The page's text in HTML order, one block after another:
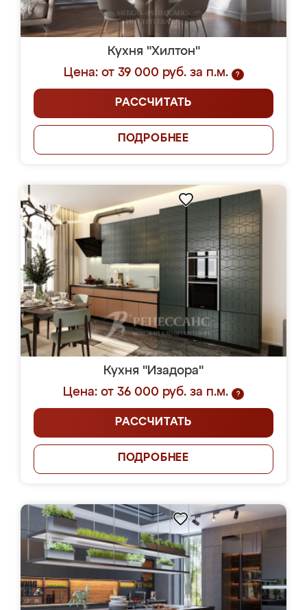
Кухня "Хилтон"
Цена: от 39 000 руб. за п.м.
?
РАССЧИТАТЬ
ПОДРОБНЕЕ
Кухня "Изадора"
Цена: от 36 000 руб. за п.м.
?
РАССЧИТАТЬ
ПОДРОБНЕЕ